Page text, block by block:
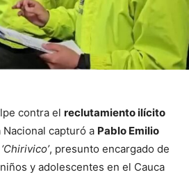
contra el reclutamiento ilícito
Nacional capturó a Pablo Emilio
‘Chirivico’, presunto encargado de
y adolescentes en el Cauca